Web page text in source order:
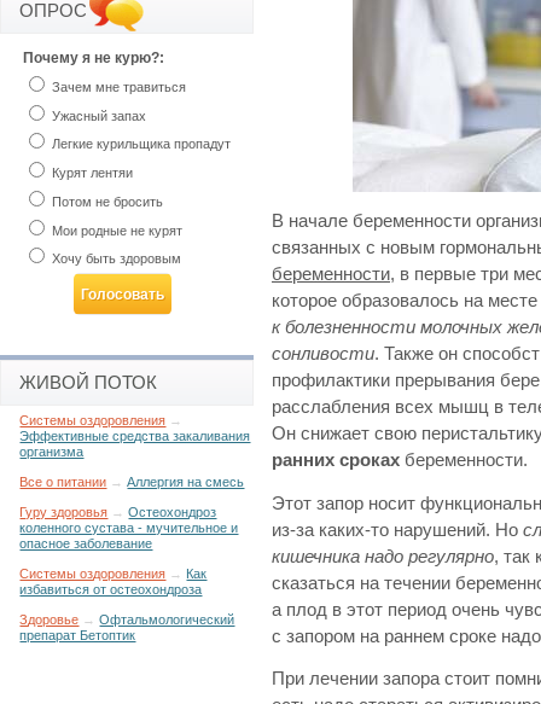
В начале беременности
связанных с новым
беременности, в первые три
которое образовалось на
к болезненности молочных
сонливости. Также он
профилактики прерывания
расслабления всех мышц в
Он снижает свою
ранних сроках беременности.
Этот запор носит
из-за каких-то нарушений. Но
кишечника надо регулярно, так
сказаться на течении
а плод в этот период очень
с запором на раннем сроке
При лечении запора стоит
ОПРОС
Почему я не курю?:
Зачем мне травиться
Ужасный запах
Легкие курильщика пропадут
Курят лентяи
Потом не бросить
Мои родные не курят
Хочу быть здоровым
ЖИВОЙ ПОТОК
Системы оздоровления →
Эффективные средства закаливания
организма
Все о питании →Аллергия на смесь
Гуру здоровья →Остеохондроз
коленного сустава - мучительное и
опасное заболевание
Системы оздоровления → Как
избавиться от остеохондроза
Здоровье →Офтальмологический
препарат Бетоптик